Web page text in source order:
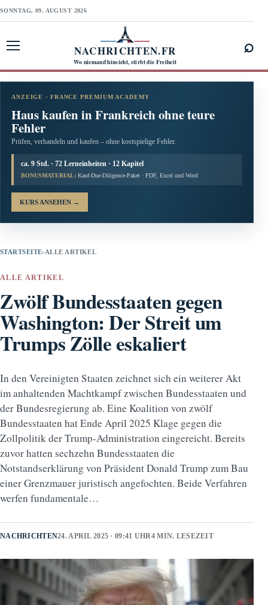
SONNTAG, 09. AUGUST 2026
NACHRICHTEN.FR
Wo niemand hinsieht, stirbt die Freiheit
⌕
ANZEIGE · FRANCE PREMIUM ACADEMY
Haus kaufen in Frankreich ohne teure
Fehler
Prüfen, verhandeln und kaufen – ohne kostspielige Fehler.
ca. 9 Std. · 72 Lerneinheiten · 12 Kapitel
BONUSMATERIAL: Kauf-Due-Diligence-Paket · PDF, Excel und Word
KURS ANSEHEN →
STARTSEITE› ALLE ARTIKEL
ALLE ARTIKEL
Zwölf Bundesstaaten gegen
Washington: Der Streit um
Trumps Zölle eskaliert
In den Vereinigten Staaten zeichnet sich ein weiterer Akt
im anhaltenden Machtkampf zwischen Bundesstaaten und
der Bundesregierung ab. Eine Koalition von zwölf
Bundesstaaten hat Ende April 2025 Klage gegen die
Zollpolitik der Trump-Administration eingereicht. Bereits
zuvor hatten sechzehn Bundesstaaten die
Notstandserklärung von Präsident Donald Trump zum Bau
einer Grenzmauer juristisch angefochten. Beide Verfahren
werfen fundamentale…
NACHRICHTEN24. APRIL 2025 · 09:41 UHR4 MIN. LESEZEIT